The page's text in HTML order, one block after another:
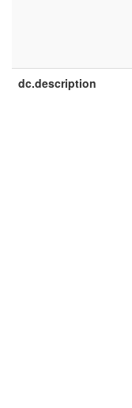
dc.description